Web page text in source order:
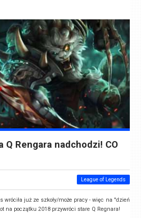
Q Rengara nadchodzi! CO
League of Legends
wróciła już ze szkoły/może pracy - więc na "dzień
na początku 2018 przywróci stare Q Regnara!